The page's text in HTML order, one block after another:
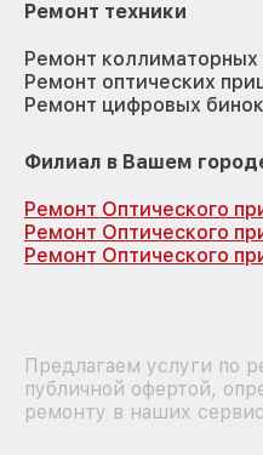
Ремонт техники
Ремонт коллиматорных
Ремонт оптических
Ремонт цифровых
Филиал в Вашем
Ремонт Оптического
Ремонт Оптического
Ремонт Оптического
Предлагаем услуги по
публичной офертой,
ремонту в наших